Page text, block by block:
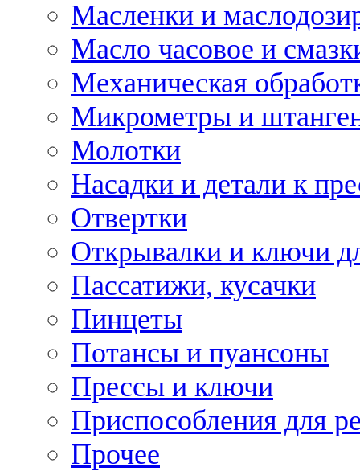
Масленки и
Масло часовое и
Механическая
Микрометры и
Молотки
Насадки и детали к
Отвертки
Открывалки и ключи
Пассатижи, кусачки
Пинцеты
Потансы и пуансоны
Прессы и ключи
Приспособления для
Прочее